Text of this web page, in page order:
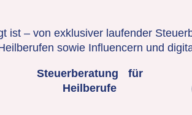
ist – von exklusiver laufender
sowie Influencern und
Steuerberatung für
Heilberufe